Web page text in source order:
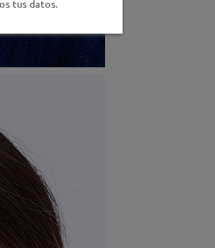
tus datos.